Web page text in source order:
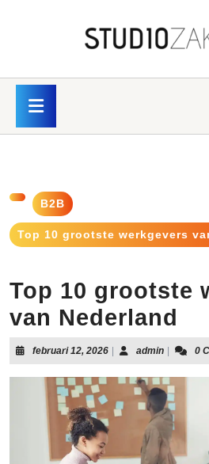
B2B
Top 10 grootste werkgevers
Top 10 grootste
van Nederland
februari 12, 2026februari
12,
2026
adminadmin 0